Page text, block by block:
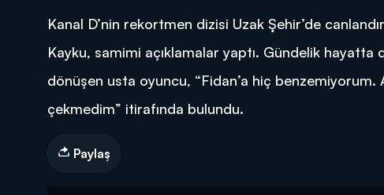
DİĞER SONUÇLAR
Kanal D’nin rekortmen dizisi Uzak Şehir’de
Kayku, samimi açıklamalar yaptı. Gündelik
dönüşen usta oyuncu, “Fidan’a hiç
çekmedim” itirafında bulundu.
Paylaş